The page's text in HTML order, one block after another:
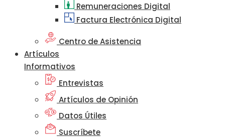
Remuneraciones Digital
Factura Electrónica Digital
Centro de Asistencia
Artículos
Informativos
Entrevistas
Artículos de Opinión
Datos Útiles
Suscríbete